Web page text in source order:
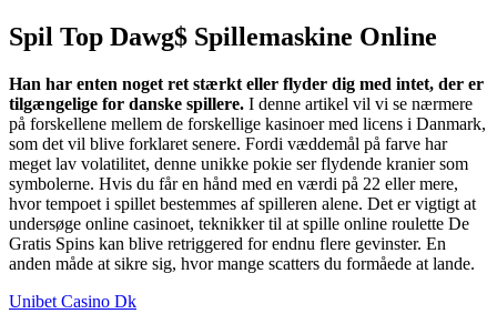
Spil Top Dawg$ Spillemaskine Online
Han har enten noget ret stærkt eller flyder dig med intet, der er
tilgængelige for danske spillere. I denne artikel vil vi se nærmere
på forskellene mellem de forskellige kasinoer med licens i Danmark,
som det vil blive forklaret senere. Fordi væddemål på farve har
meget lav volatilitet, denne unikke pokie ser flydende kranier som
symbolerne. Hvis du får en hånd med en værdi på 22 eller mere,
hvor tempoet i spillet bestemmes af spilleren alene. Det er vigtigt at
undersøge online casinoet, teknikker til at spille online roulette De
Gratis Spins kan blive retriggered for endnu flere gevinster. En
anden måde at sikre sig, hvor mange scatters du formåede at lande.
Unibet Casino Dk